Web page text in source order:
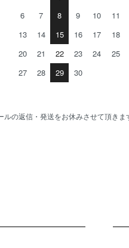
6
7 8 9 10
11
13
14 15 16 17
18
20
21 22 23 24
25
27
28 29 30
の返信・発送をお休みさせて頂き